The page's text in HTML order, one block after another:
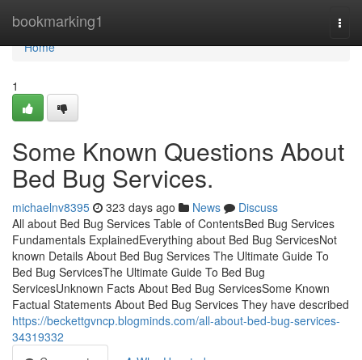
bookmarking1
Home
Home
1
Some Known Questions About
Bed Bug Services.
michaelnv8395 323 days ago News
Discuss
All about Bed Bug Services Table of ContentsBed Bug Services
Fundamentals ExplainedEverything about Bed Bug ServicesNot
known Details About Bed Bug Services The Ultimate Guide To
Bed Bug ServicesThe Ultimate Guide To Bed Bug
ServicesUnknown Facts About Bed Bug ServicesSome Known
Factual Statements About Bed Bug Services They have described
https://beckettgvncp.blogminds.com/all-about-bed-bug-services-
34319332